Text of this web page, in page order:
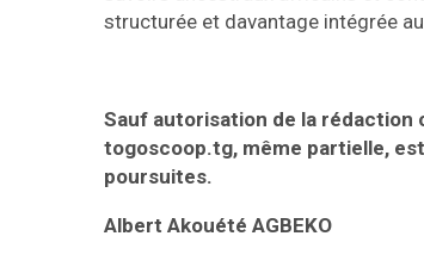
structurée et davantage intégrée
Sauf autorisation de la rédaction
togoscoop.tg, même partielle,
poursuites.
Albert Akouété AGBEKO